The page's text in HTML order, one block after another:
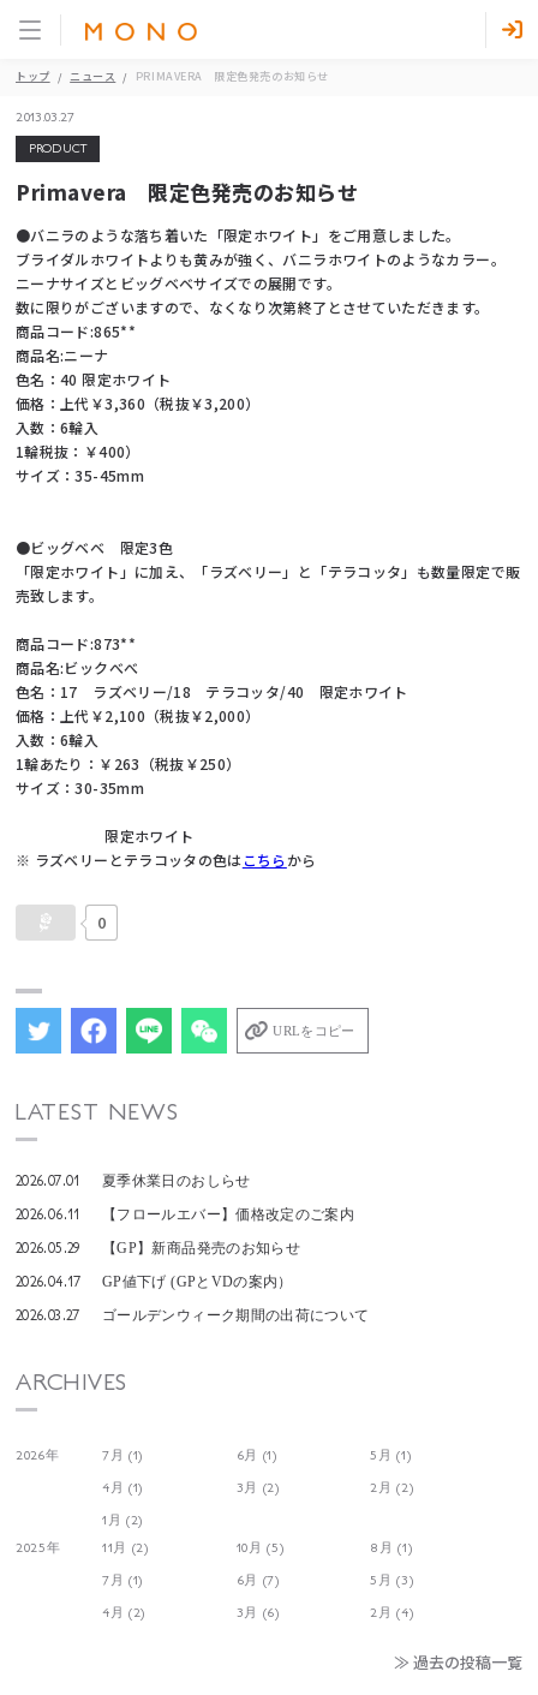
トップ ニュース PRIMAVERA 限定色発売のお知らせ
2013.03.27
PRODUCT
Primavera 限定色発売のお知らせ
●バニラのような落ち着いた「限定ホワイト」をご用意しました。
ブライダルホワイトよりも黄みが強く、バニラホワイトのようなカラー。
ニーナサイズとビッグベベサイズでの展開です。
数に限りがございますので、なくなり次第終了とさせていただきます。
商品コード:865**
商品名:ニーナ
色名：40 限定ホワイト
価格：上代￥3,360（税抜￥3,200）
入数：6輪入
1輪税抜：￥400）
サイズ：35-45mm
●ビッグベベ 限定3色
「限定ホワイト」に加え、「ラズベリー」と「テラコッタ」も数量限定で販
売致します。
商品コード:873**
商品名:ビックべべ
色名：17 ラズベリー/18 テラコッタ/40 限定ホワイト
価格：上代￥2,100（税抜￥2,000）
入数：6輪入
1輪あたり：￥263（税抜￥250）
サイズ：30-35mm
限定ホワイト
※ ラズベリーとテラコッタの色はこちらから
0
URLをコピー
LATEST NEWS
2026.07.01 夏季休業日のおしらせ
2026.06.11 【フロールエバー】価格改定のご案内
2026.05.29 【GP】新商品発売のお知らせ
2026.04.17 GP値下げ (GPとVDの案内）
2026.03.27 ゴールデンウィーク期間の出荷について
ARCHIVES
2026年 7月 (1) 6月 (1)
5月 (1)
4月 (1)
3月 (2)
2月 (2)
1月 (2)
2025年
11月 (2) 10月 (5)
8月 (1)
7月 (1)
6月 (7)
5月 (3)
4月 (2)
3月 (6) 2月 (4)
≫ 過去の投稿一覧